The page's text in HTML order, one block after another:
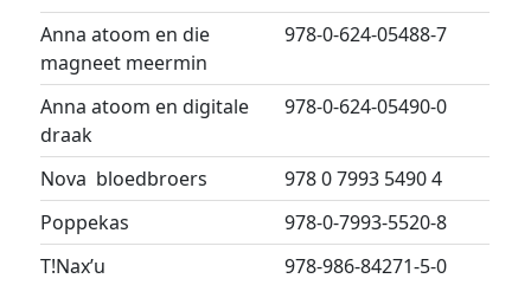
Anna atoom en die
magneet meermin
978-0-624-05488-7
Anna atoom en digitale
draak
978-0-624-05490-0
Nova bloedbroers
978 0 7993 5490 4
Poppekas
978-0-7993-5520-8
T!Nax’u
978-986-84271-5-0